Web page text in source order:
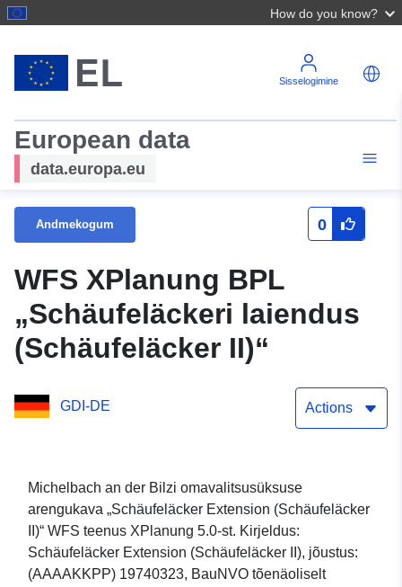
How do you know?
Sisselogimine
European data
data.europa.eu
Andmekogum 0
WFS XPlanung BPL
„Schäufeläckeri laiendus
(Schäufeläcker II)“
GDI-DE Actions
Michelbach an der Bilzi omavalitsusüksuse
arengukava „Schäufeläcker Extension (Schäufeläcker
II)“ WFS teenus XPlanung 5.0-st. Kirjeldus:
Schäufeläcker Extension (Schäufeläcker II), jõustus:
(AAAAKKPP) 19740323, BauNVO tõenäoliselt